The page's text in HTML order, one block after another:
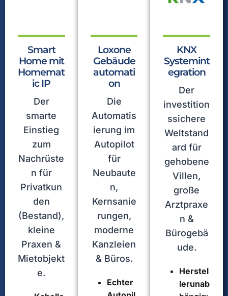
Smart
Home mit
Homemat
ic IP
Der
smarte
Einstieg
zum
Nachrüste
n für
Privatkun
den
(Bestand),
kleine
Praxen &
Mietobjekt
e.
Loxone
Gebäude
automati
on
Die
Automatis
ierung im
Autopilot
für
Neubaute
n,
Kernsanie
rungen,
moderne
Kanzleien
& Büros.
Echter
KNX
Systemint
egration
Der
investition
ssichere
Weltstand
ard für
gehobene
Villen,
große
Arztpraxe
n &
Bürogebä
ude.
Herstel
lerunab